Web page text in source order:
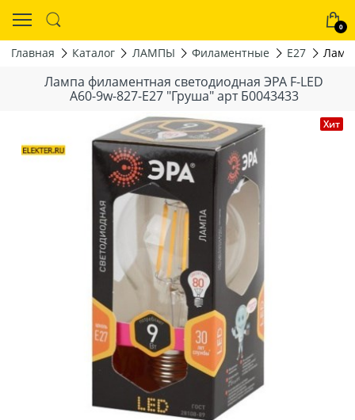
0
Главная Каталог ЛАМПЫ Филаментные Е27
Лампа филаментная светодиодная ЭРА F-LED
A60-9w-827-E27 "Груша" арт Б0043433
Хит